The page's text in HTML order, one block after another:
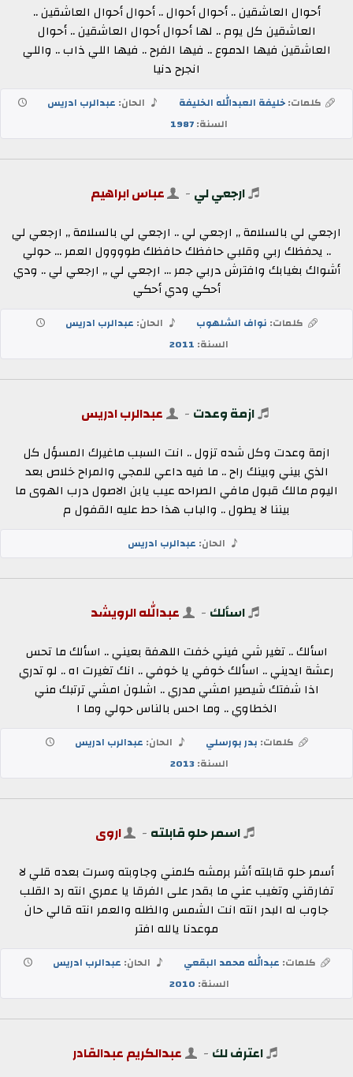
أحوال العاشقين .. أحوال أحوال .. أحوال أحوال العاشقين ..
العاشقين كل يوم .. لها أحوال أحوال العاشقين .. أحوال
العاشقين فيها الدموع .. فيها الفرح .. فيها اللي ذاب .. واللي
انجرح دنيا
كلمات:خليفة العبدالله الخليفة الحان: عبدالرب ادريس
السنة:1987
ارجعي لي - عباس ابراهيم
ارجعي لي بالسلامة ,, ارجعي لي .. ارجعي لي بالسلامة ,, ارجعي لي
.. يحفظك ربي وقلبي حافظك حافظك طوووول العمر ... حولي
أشواك بغيابك وافترش دربي جمر ... ارجعي لي ,, ارجعي لي .. ودي
أحكي ودي أحكي
كلمات: نواف الشلهوب الحان: عبدالرب ادريس
السنة: 2011
ازمة وعدت - عبدالرب ادريس
ازمة وعدت وكل شده تزول .. انت السبب ماغيرك المسؤل كل
الذي بيني وبينك راح .. ما فيه داعي للمجي والمراح خلاص بعد
اليوم مالك قبول مافي الصراحه عيب يابن الاصول درب الهوى ما
بيننا لا يطول .. والباب هذا حط عليه القفول م
الحان: عبدالرب ادريس
اسألك - عبدالله الرويشد
اسألك .. تغير شي فيني خفت اللهفة بعيني .. اسألك ما تحس
رعشة ايديني .. اسألك خوفي يا خوفي .. انك تغيرت اه .. لو تدري
اذا شفتك شيصير امشي مدري .. اشلون امشي ترتبك مني
الخطاوي .. وما احس بالناس حولي وما ا
كلمات: بدر بورسلي الحان: عبدالرب ادريس
السنة:2013
اسمر حلو قابلته - اروى
أسمر حلو قابلته أشر برمشه كلمني وجاوبته وسرت بعده قلي لا
تفارقني وتغيب عني ما بقدر على الفرقا يا عمري انته رد القلب
جاوب له البدر انته انت الشمس والظله والعمر انته قالي حان
موعدنا يالله افتر
كلمات: عبدالله محمد البقعي الحان: عبدالرب ادريس
السنة: 2010
اعترف لك - عبدالكريم عبدالقادر